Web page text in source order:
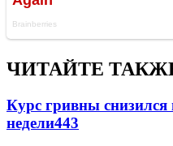
ЧИТАЙТЕ
Курс гривны
недели443